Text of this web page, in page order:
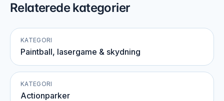
Relaterede kategorier
KATEGORI
Paintball, lasergame & skydning
KATEGORI
Actionparker